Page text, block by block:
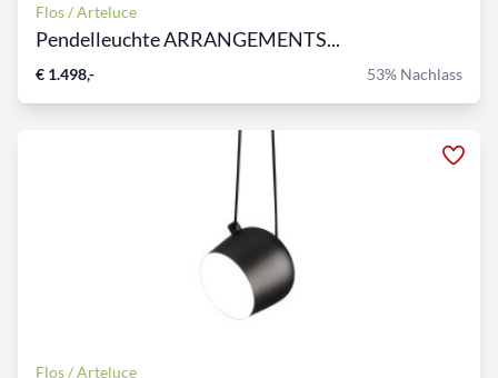
Flos / Arteluce
Pendelleuchte ARRANGEMENTS...
€ 1.498,- 53% Nachlass
Flos / Arteluce